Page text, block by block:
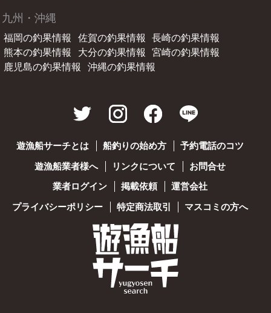
九州・沖縄
福岡の釣果情報 佐賀の釣果情報
長崎の釣果情報
熊本の釣果情報
大分の釣果情報
宮崎の釣果情報
鹿児島の釣果情報
沖縄の釣果情報
遊漁船サーチとは 船釣りの始め方
予約電話のコツ
遊漁船業者様へ
リンクについて
お問合せ
業者ログイン
掲載依頼
運営会社
プライバシーポリシー
特定商法取引 マスコミの方へ